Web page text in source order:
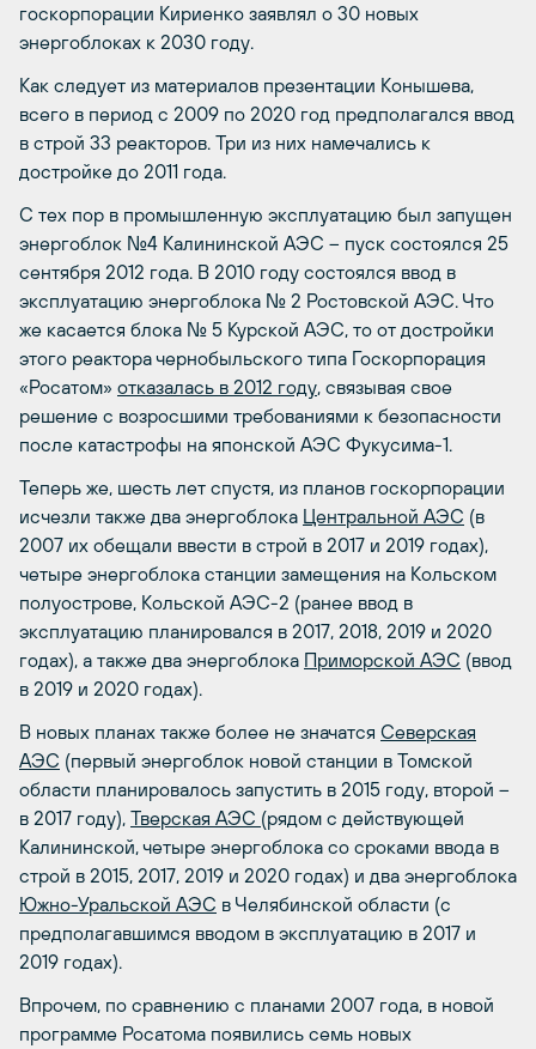
госкорпорации Кириенко заявлял о 30 новых
энергоблоках к 2030 году.
Как следует из материалов презентации Конышева,
всего в период с 2009 по 2020 год предполагался ввод
в строй 33 реакторов. Три из них намечались к
достройке до 2011 года.
С тех пор в промышленную эксплуатацию был запущен
энергоблок №4 Калининской АЭС – пуск состоялся 25
сентября 2012 года. В 2010 году состоялся ввод в
эксплуатацию энергоблока № 2 Ростовской АЭС. Что
же касается блока № 5 Курской АЭС, то от достройки
этого реактора чернобыльского типа Госкорпорация
«Росатом» отказалась в 2012 году, связывая свое
решение с возросшими требованиями к безопасности
после катастрофы на японской АЭС Фукусима-1.
Теперь же, шесть лет спустя, из планов госкорпорации
исчезли также два энергоблока Центральной АЭС (в
2007 их обещали ввести в строй в 2017 и 2019 годах),
четыре энергоблока станции замещения на Кольском
полуострове, Кольской АЭС-2 (ранее ввод в
эксплуатацию планировался в 2017, 2018, 2019 и 2020
годах), а также два энергоблока Приморской АЭС (ввод
в 2019 и 2020 годах).
В новых планах также более не значатся Северская
АЭС (первый энергоблок новой станции в Томской
области планировалось запустить в 2015 году, второй –
в 2017 году), Тверская АЭС (рядом с действующей
Калининской, четыре энергоблока со сроками ввода в
строй в 2015, 2017, 2019 и 2020 годах) и два энергоблока
Южно-Уральской АЭС в Челябинской области (с
предполагавшимся вводом в эксплуатацию в 2017 и
2019 годах).
Впрочем, по сравнению с планами 2007 года, в новой
программе Росатома появились семь новых